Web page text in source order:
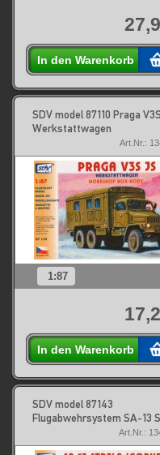
In den Warenkorb
SDV model 87110 Praga
Werkstattwagen
Art.Nr.:
1:87
In den Warenkorb
SDV model 87143
Flugabwehrsystem SA-13
Art.Nr.: